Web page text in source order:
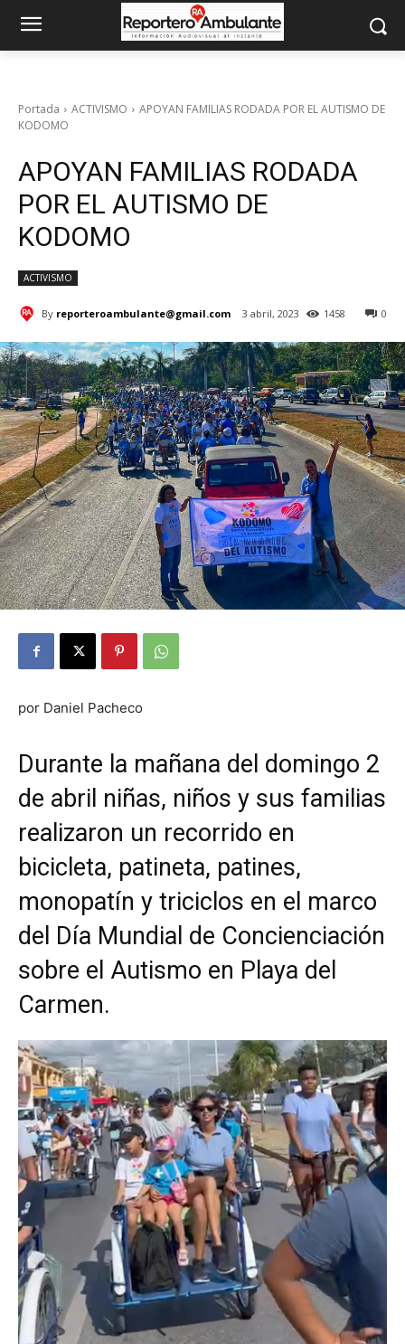
Portada ACTIVISMO
APOYAN FAMILIAS RODADA POR EL AUTISMO DE
KODOMO
APOYAN FAMILIAS RODADA
POR EL AUTISMO DE
KODOMO
ACTIVISMO
By reporteroambulante@gmail.com 3 abril, 2023 0
1458
por Daniel Pacheco
Durante la mañana del domingo 2
de abril niñas, niños y sus familias
realizaron un recorrido en
bicicleta, patineta, patines,
monopatín y triciclos en el marco
del Día Mundial de Concienciación
sobre el Autismo en Playa del
Carmen.